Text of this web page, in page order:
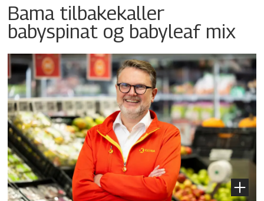
Bama tilbakekaller
babyspinat og babyleaf mix